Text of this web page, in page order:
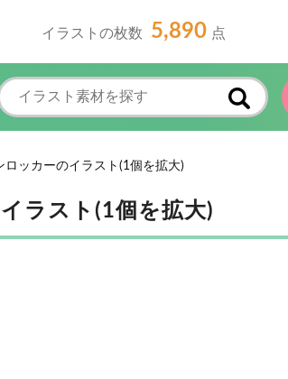
イラストの枚数 5,890 点
ロッカーのイラスト(1個を拡大)
ラスト(1個を拡大)